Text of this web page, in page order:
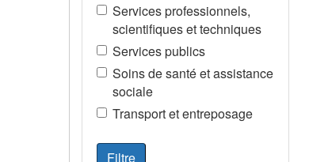
Services professionnels,
scientifiques et techniques
Services publics
Soins de santé et assistance
sociale
Transport et entreposage